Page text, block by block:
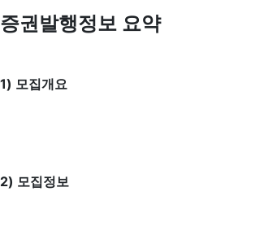
증권발행정보 요약
1) 모집개요
2) 모집정보